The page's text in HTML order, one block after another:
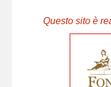
Questo sito è